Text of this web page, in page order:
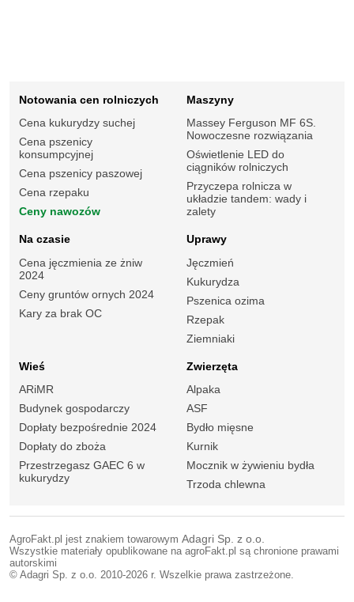
Notowania cen rolniczych
Cena kukurydzy suchej
Cena pszenicy
konsumpcyjnej
Cena pszenicy paszowej
Cena rzepaku
Ceny nawozów
Maszyny
Massey Ferguson MF 6S.
Nowoczesne rozwiązania
Oświetlenie LED do
ciągników rolniczych
Przyczepa rolnicza w
układzie tandem: wady i
zalety
Na czasie
Cena jęczmienia ze żniw
2024
Ceny gruntów ornych 2024
Kary za brak OC
Uprawy
Jęczmień
Kukurydza
Pszenica ozima
Rzepak
Ziemniaki
Wieś
ARiMR
Budynek gospodarczy
Dopłaty bezpośrednie 2024
Dopłaty do zboża
Przestrzegasz GAEC 6 w
kukurydzy
Zwierzęta
Alpaka
ASF
Bydło mięsne
Kurnik
Mocznik w żywieniu bydła
Trzoda chlewna
AgroFakt.pl jest znakiem towarowym Adagri Sp. z o.o.
Wszystkie materiały opublikowane na agroFakt.pl są chronione prawami
autorskimi
© Adagri Sp. z o.o. 2010-2026 r. Wszelkie prawa zastrzeżone.